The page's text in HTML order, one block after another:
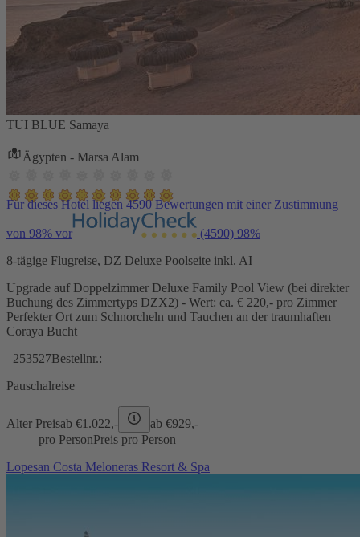
TUI BLUE Samaya
Ägypten - Marsa Alam
Für dieses Hotel liegen 4590 Bewertungen mit einer Zustimmung
von 98% vor (4590) 98%
8-tägige Flugreise, DZ Deluxe Poolseite inkl. AI
Upgrade auf Doppelzimmer Deluxe Family Pool View (bei direkter
Buchung des Zimmertyps DZX2) - Wert: ca. € 220,- pro Zimmer
Perfekter Ort zum Schnorcheln und Tauchen an der traumhaften
Coraya Bucht
253527Bestellnr.:
Pauschalreise
Alter Preisab €1.022,- ab €929,-
pro PersonPreis pro Person
Lopesan Costa Meloneras Resort & Spa